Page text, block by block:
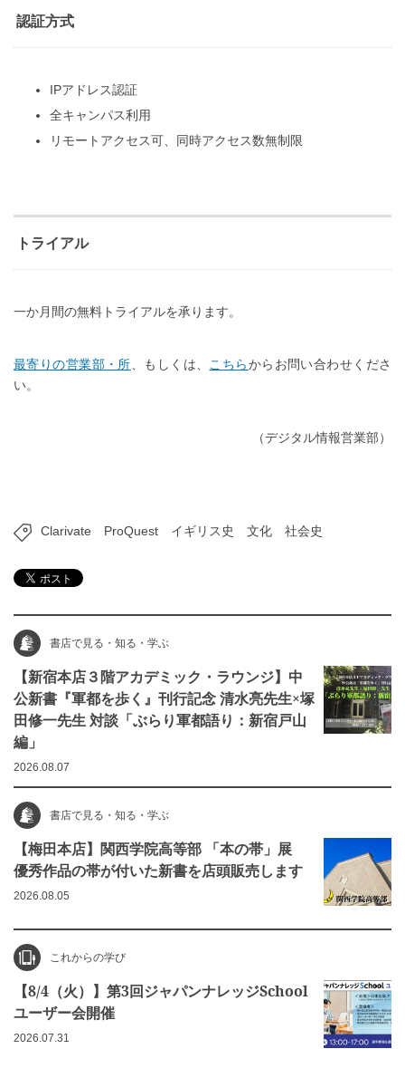
認証方式
IPアドレス認証
全キャンパス利用
リモートアクセス可、同時アクセス数無制限
トライアル
一か月間の無料トライアルを承ります。
最寄りの営業部・所、もしくは、 こちらからお問い合わせくださ
い。
（デジタル情報営業部）
Clarivate ProQuest イギリス史 文化 社会史
書店で見る・知る・学ぶ
【新宿本店３階アカデミック・ラウンジ】中
公新書『軍都を歩く』刊行記念 清水亮先生×塚
田修一先生 対談「ぶらり軍都語り：新宿戸山
編」
2026.08.07
書店で見る・知る・学ぶ
【梅田本店】関西学院高等部 「本の帯」展
優秀作品の帯が付いた新書を店頭販売します
2026.08.05
これからの学び
【8/4（火）】第3回ジャパンナレッジSchool
ユーザー会開催
2026.07.31